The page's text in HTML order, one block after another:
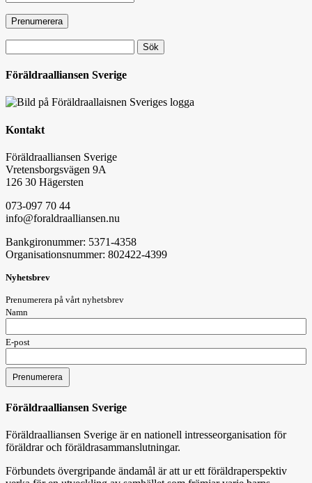
efter:
Föräldraalliansen Sverige
Kontakt
Föräldraalliansen Sverige
Vretensborgsvägen 9A
126 30 Hägersten
073-097 70 44
info@foraldraalliansen.nu
Bankgironummer: 5371-4358
Organisationsnummer: 802422-4399
Nyhetsbrev
Prenumerera på vårt nyhetsbrev
Namn
E-post
Föräldraalliansen Sverige
Föräldraalliansen Sverige är en nationell intresseorganisation för
föräldrar och föräldrasammanslutningar.
Förbundets övergripande ändamål är att ur ett föräldraperspektiv